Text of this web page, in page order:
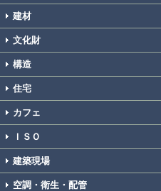
建材
文化財
構造
住宅
カフェ
ＩＳＯ
建築現場
空調・衛生・配管